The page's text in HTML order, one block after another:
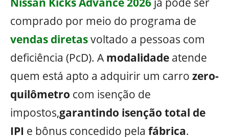
comprado por meio do programa de
vendas diretasvoltado a pessoas com
deficiência (PcD). Amodalidade atende
quem está apto a adquirir um carro zero-
quilômetro com isenção de
impostos,garantindo isenção total de
IPI e bônus concedido pela fábrica.